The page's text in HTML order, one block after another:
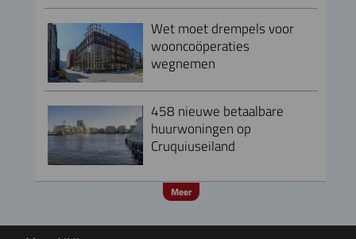
Wet moet drempels voor
wooncoöperaties
wegnemen
458 nieuwe betaalbare
huurwoningen op
Cruquiuseiland
Meer